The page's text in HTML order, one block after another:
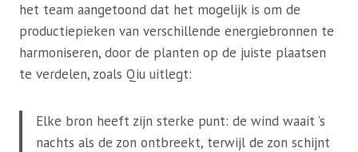
het team aangetoond dat het mogelijk is om de
productiepieken van verschillende energiebronnen te
harmoniseren, door de planten op de juiste plaatsen
te verdelen, zoals Qiu uitlegt:
Elke bron heeft zijn sterke punt: de wind waait ’s
nachts als de zon ontbreekt, terwijl de zon schijnt